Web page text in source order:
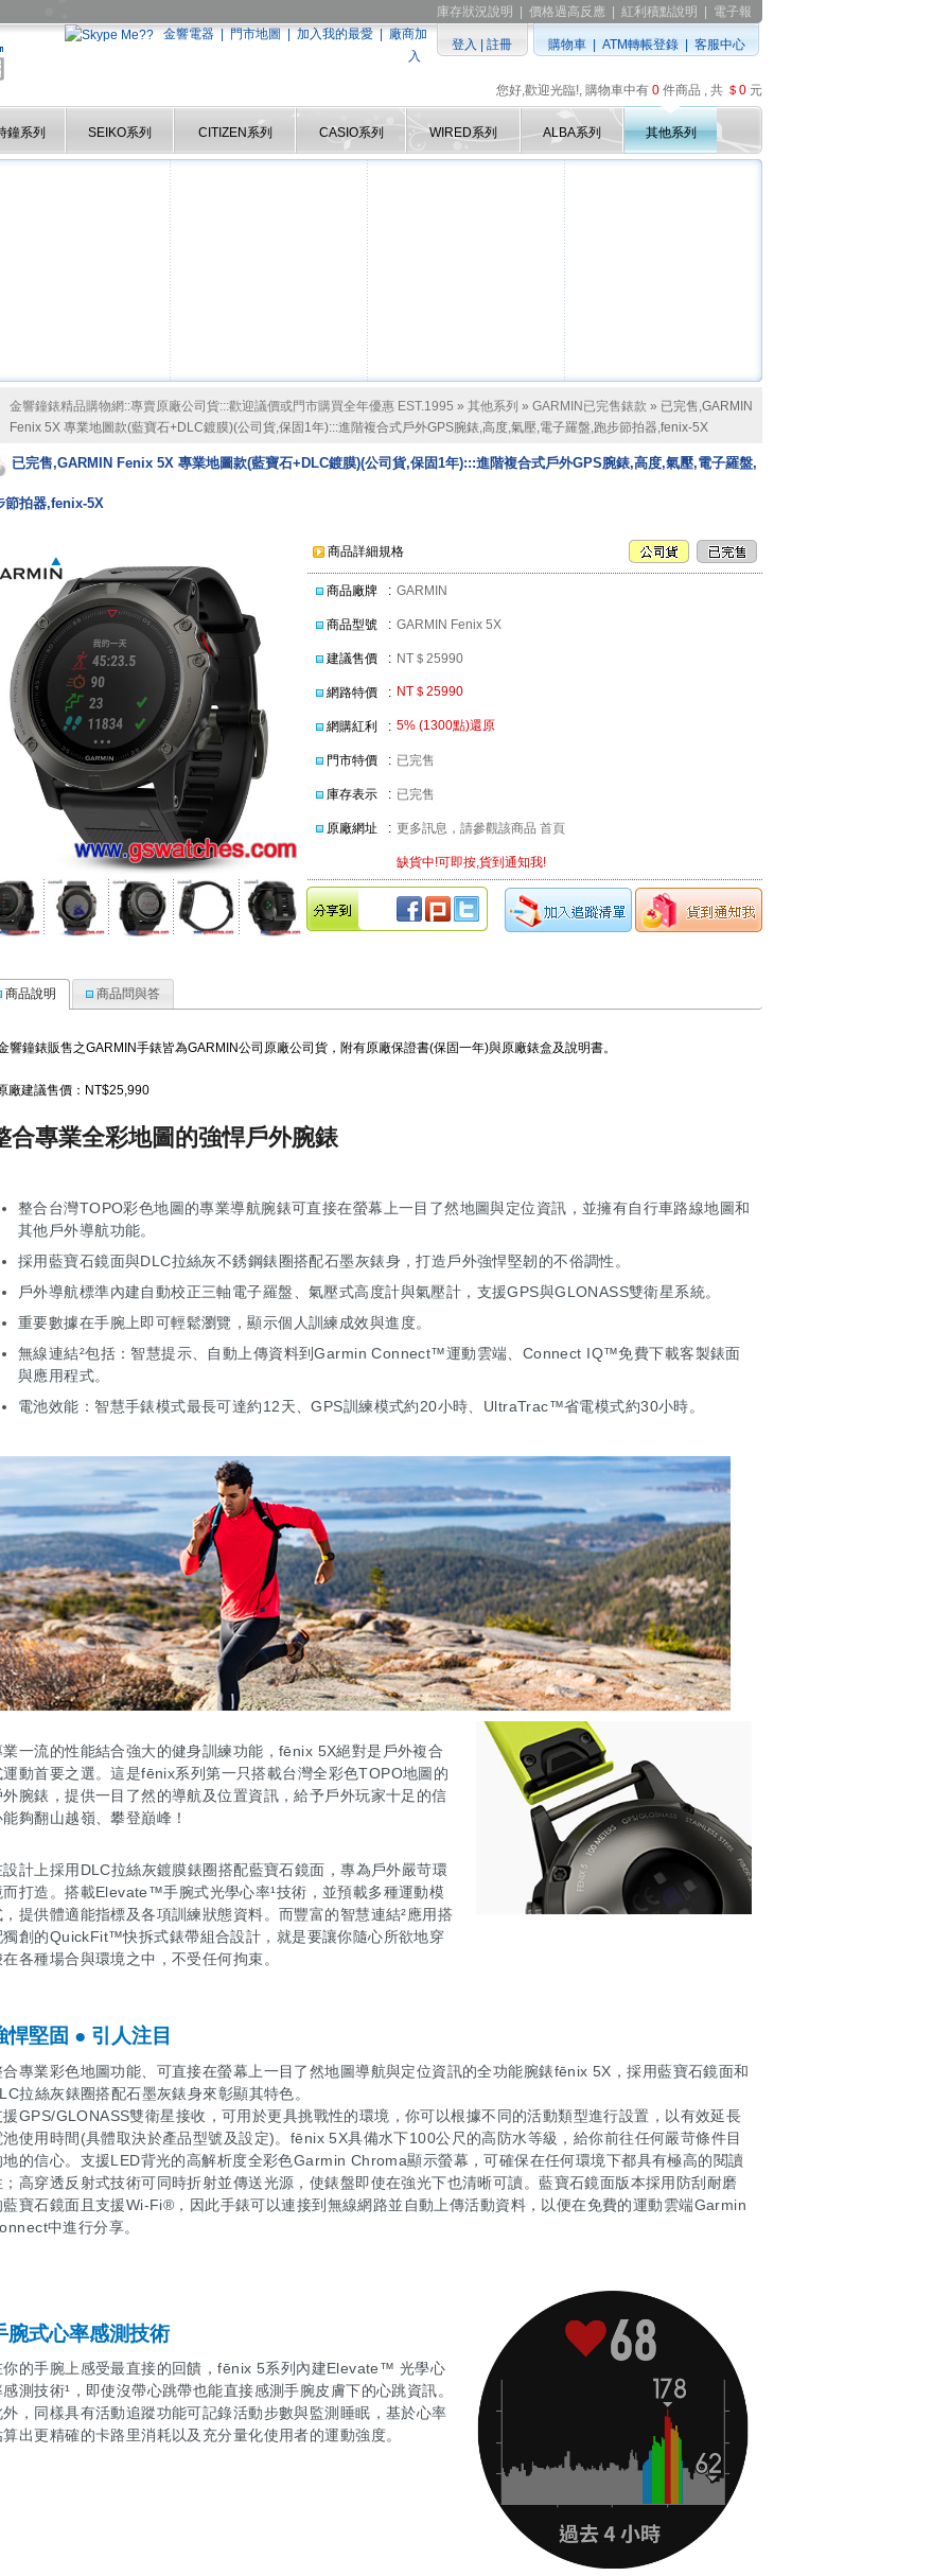
庫存狀況說明 價格過高反應 紅利積點說明
電子報
金響電器
門市地圖 加入我的最愛
廠商加
入
登入 註冊 購物車 ATM轉帳登錄 客服中心
您好,歡迎光臨!, 購物車中有 0 件商品 , 共 ＄0 元
鐘系列 SEIKO系列 CITIZEN系列 CASIO系列 WIRED系列 ALBA系列 其他系列
金響鐘錶精品購物網::專賣原廠公司貨:::歡迎議價或門市購買全年優惠 EST.1995 » 其他系列 » GARMIN已完售錶款 » 已完售,GARMIN
Fenix 5X 專業地圖款(藍寶石+DLC鍍膜)(公司貨,保固1年):::進階複合式戶外GPS腕錶,高度,氣壓,電子羅盤,跑步節拍器,fenix-5X
已完售,GARMIN Fenix 5X 專業地圖款(藍寶石+DLC鍍膜)(公司貨,保固1年):::進階複合式戶外GPS腕錶,高度,氣壓,電子羅盤,
節拍器,fenix-5X
商品詳細規格
商品廠牌 : GARMIN
商品型號 : GARMIN Fenix 5X
建議售價 : NT＄25990
網路特價 : NT＄25990
網購紅利 : 5% (1300點)還原
門市特價 : 已完售
庫存表示 : 已完售
原廠網址 : 更多訊息，請參觀該商品 首頁
缺貨中!可即按,貨到通知我!
商品說明 商品問與答
響鐘錶販售之GARMIN手錶皆為GARMIN公司原廠公司貨，附有原廠保證書(保固一年)與原廠錶盒及說明書。
廠建議售價：NT$25,990
合專業全彩地圖的強悍戶外腕錶
整合台灣TOPO彩色地圖的專業導航腕錶可直接在螢幕上一目了然地圖與定位資訊，並擁有自行車路線地圖和
其他戶外導航功能。
採用藍寶石鏡面與DLC拉絲灰不銹鋼錶圈搭配石墨灰錶身，打造戶外強悍堅韌的不俗調性。
戶外導航標準內建自動校正三軸電子羅盤、氣壓式高度計與氣壓計，支援GPS與GLONASS雙衛星系統。
重要數據在手腕上即可輕鬆瀏覽，顯示個人訓練成效與進度。
無線連結²包括：智慧提示、自動上傳資料到Garmin Connect™運動雲端、Connect IQ™免費下載客製錶面
與應用程式。
電池效能：智慧手錶模式最長可達約12天、GPS訓練模式約20小時、UltraTrac™省電模式約30小時。
業一流的性能結合強大的健身訓練功能，fēnix 5X絕對是戶外複合
運動首要之選。這是fēnix系列第一只搭載台灣全彩色TOPO地圖的
外腕錶，提供一目了然的導航及位置資訊，給予戶外玩家十足的信
能夠翻山越嶺、攀登巔峰！
設計上採用DLC拉絲灰鍍膜錶圈搭配藍寶石鏡面，專為戶外嚴苛環
而打造。搭載Elevate™手腕式光學心率¹技術，並預載多種運動模
，提供體適能指標及各項訓練狀態資料。而豐富的智慧連結²應用搭
獨創的QuickFit™快拆式錶帶組合設計，就是要讓你隨心所欲地穿
在各種場合與環境之中，不受任何拘束。
悍堅固 ● 引人注目
合專業彩色地圖功能、可直接在螢幕上一目了然地圖導航與定位資訊的全功能腕錶fēnix 5X，採用藍寶石鏡面和
拉絲灰錶圈搭配石墨灰錶身來彰顯其特色。
援GPS/GLONASS雙衛星接收，可用於更具挑戰性的環境，你可以根據不同的活動類型進行設置，以有效延長
池使用時間(具體取決於產品型號及設定)。fēnix 5X具備水下100公尺的高防水等級，給你前往任何嚴苛條件目
地的信心。支援LED背光的高解析度全彩色Garmin Chroma顯示螢幕，可確保在任何環境下都具有極高的閱讀
；高穿透反射式技術可同時折射並傳送光源，使錶盤即使在強光下也清晰可讀。藍寶石鏡面版本採用防刮耐磨
藍寶石鏡面且支援Wi-Fi®，因此手錶可以連接到無線網路並自動上傳活動資料，以便在免費的運動雲端Garmin
中進行分享。
腕式心率感測技術
你的手腕上感受最直接的回饋，fēnix 5系列內建Elevate™ 光學心
感測技術¹，即使沒帶心跳帶也能直接感測手腕皮膚下的心跳資訊。
外，同樣具有活動追蹤功能可記錄活動步數與監測睡眠，基於心率
算出更精確的卡路里消耗以及充分量化使用者的運動強度。